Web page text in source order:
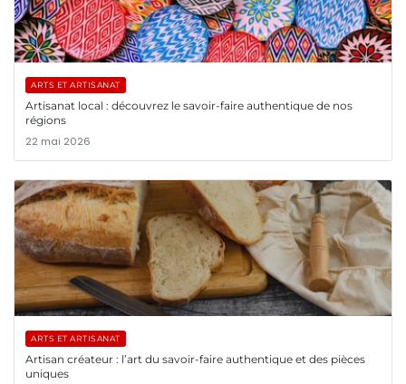
ARTS ET ARTISANAT
Artisanat local : découvrez le savoir-faire authentique de nos
régions
22 mai 2026
ARTS ET ARTISANAT
Artisan créateur : l’art du savoir-faire authentique et des pièces
uniques